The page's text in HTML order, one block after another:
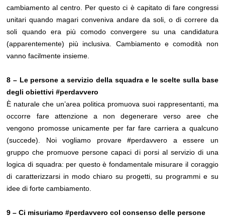
cambiamento al centro. Per questo ci è capitato di fare congressi
unitari quando magari conveniva andare da soli, o di correre da
soli quando era più comodo convergere su una candidatura
(apparentemente) più inclusiva. Cambiamento e comodità non
vanno facilmente insieme.
8 – Le persone a servizio della squadra e le scelte sulla base
degli obiettivi #perdavvero
È naturale che un’area politica promuova suoi rappresentanti, ma
occorre fare attenzione a non degenerare verso aree che
vengono promosse unicamente per far fare carriera a qualcuno
(succede). Noi vogliamo provare #perdavvero a essere un
gruppo che promuove persone capaci di porsi al servizio di una
logica di squadra: per questo è fondamentale misurare il coraggio
di caratterizzarsi in modo chiaro su progetti, su programmi e su
idee di forte cambiamento.
9 – Ci misuriamo #perdavvero col consenso delle persone